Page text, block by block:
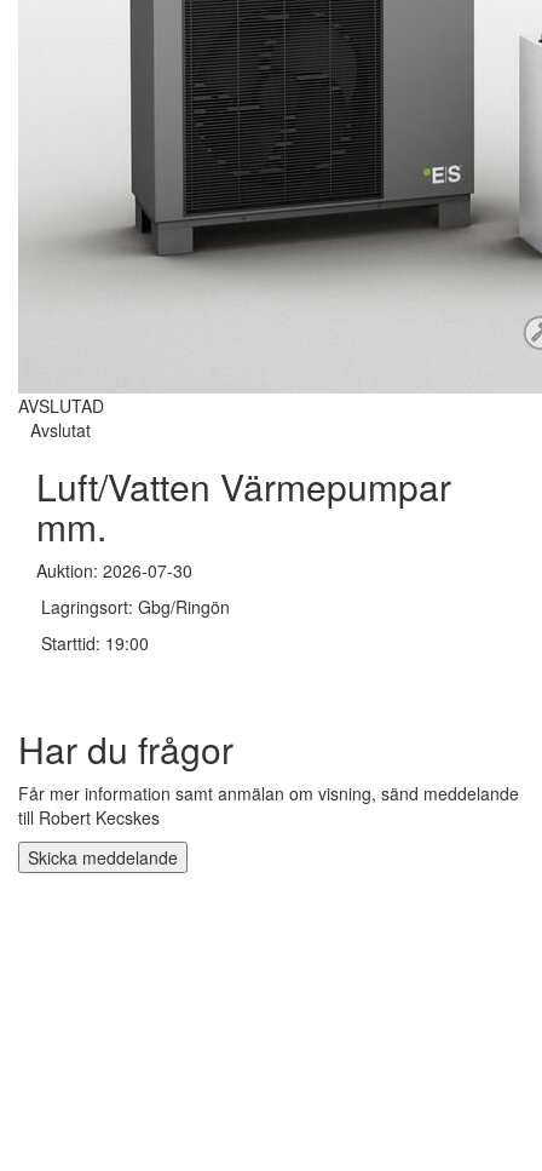
AVSLUTAD
Avslutat
Luft/Vatten Värmepumpar
mm.
Auktion: 2026-07-30
Lagringsort: Gbg/Ringön
Starttid: 19:00
Har du frågor
Får mer information samt anmälan om visning, sänd meddelande
till Robert Kecskes
Skicka meddelande